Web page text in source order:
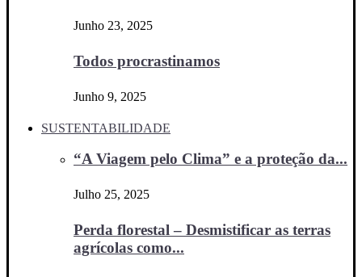
Junho 23, 2025
Todos procrastinamos
Junho 9, 2025
SUSTENTABILIDADE
“A Viagem pelo Clima” e a proteção da...
Julho 25, 2025
Perda florestal – Desmistificar as terras
agrícolas como...